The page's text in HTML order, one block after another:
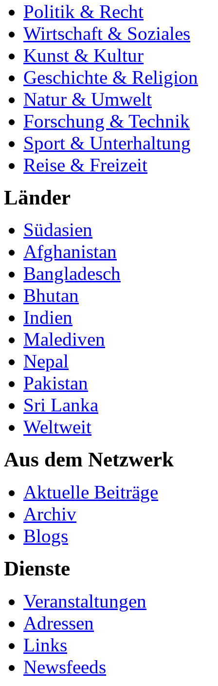
Politik & Recht
Wirtschaft & Soziales
Kunst & Kultur
Geschichte & Religion
Natur & Umwelt
Forschung & Technik
Sport & Unterhaltung
Reise & Freizeit
Länder
Südasien
Afghanistan
Bangladesch
Bhutan
Indien
Malediven
Nepal
Pakistan
Sri Lanka
Weltweit
Aus dem Netzwerk
Aktuelle Beiträge
Archiv
Blogs
Dienste
Veranstaltungen
Adressen
Links
Newsfeeds